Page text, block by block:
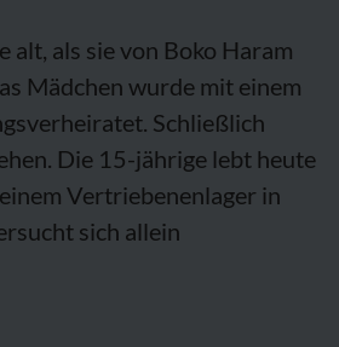
alt, als sie von Boko Haram
Mädchen wurde mit einem
Schließlich
Die 15-jährige lebt heute
Vertriebenenlager in
sich allein